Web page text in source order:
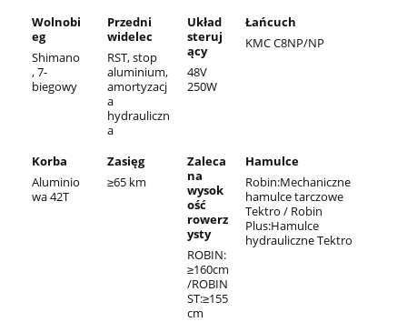
Wolnobi
eg
Shimano
, 7-
biegowy
Przedni
widelec
RST, stop
aluminium,
amortyzacj
a
hydrauliczn
a
Układ
steruj
ący
48V
250W
Łańcuch
KMC C8NP/NP
Korba
Aluminio
wa 42T
Zasięg
≥65 km
Zaleca
na
wysok
ość
rowerz
ysty
ROBIN:
≥160cm
/ROBIN
ST:≥155
cm
Hamulce
Robin:Mechaniczne
hamulce tarczowe
Tektro / Robin
Plus:Hamulce
hydrauliczne Tektro